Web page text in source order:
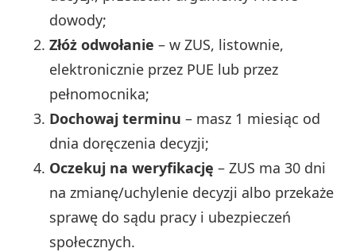
dowody;
Złóż odwołanie – w ZUS, listownie,
elektronicznie przez PUE lub przez
pełnomocnika;
Dochowaj terminu – masz 1 miesiąc od
dnia doręczenia decyzji;
Oczekuj na weryfikację – ZUS ma 30 dni
na zmianę/uchylenie decyzji albo przekaże
sprawę do sądu pracy i ubezpieczeń
społecznych.